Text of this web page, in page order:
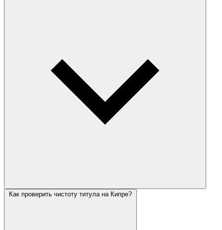
Как проверить чистоту титула на Кипре?